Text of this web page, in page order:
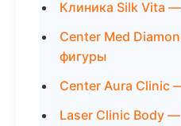
Клиника Silk Vita
Center Med
фигуры
Center Aura Clinic
Laser Clinic Body